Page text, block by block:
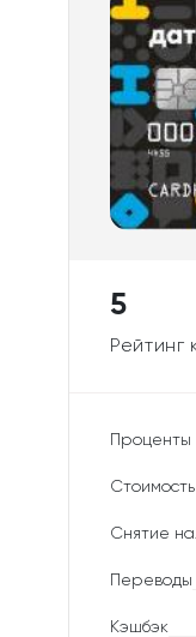
5
Рейтинг
Проценты
Снятие
Переводы
Кэшбэк